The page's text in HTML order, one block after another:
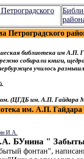
библиотека им А.П.
собирали книги,
училось
(ЦГДБ им. А.П. Гайдара
Петроградского
И.А.
БУнина "
фонтан",
им. А.П. Гайдара